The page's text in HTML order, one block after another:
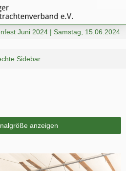
Juni 2024 | Samstag, 15.06.2024
anzeigen